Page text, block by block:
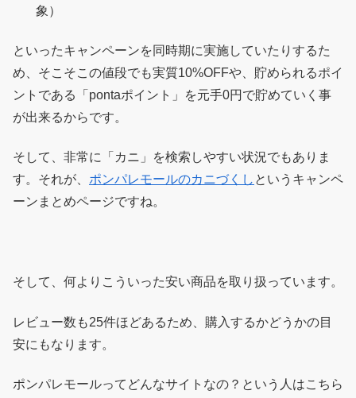
象）
といったキャンペーンを同時期に実施していたりするた
め、そこそこの値段でも実質10%OFFや、貯められるポイ
ントである「pontaポイント」を元手0円で貯めていく事
が出来るからです。
そして、非常に「カニ」を検索しやすい状況でもありま
す。それが、 ポンパレモールのカニづくし というキャンペ
ーンまとめページですね。
そして、何よりこういった安い商品を取り扱っています。
レビュー数も25件ほどあるため、購入するかどうかの目
安にもなります。
ポンパレモールってどんなサイトなの？という人はこちら